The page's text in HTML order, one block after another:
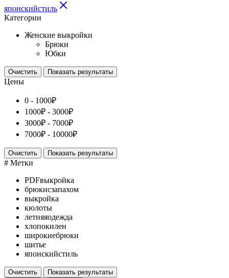
японскийстиль
Категории
Женские выкройки
Брюки
Юбки
Очистить Показать результаты
Цены
0 - 1000₽
1000₽ - 3000₽
3000₽ - 7000₽
7000₽ - 10000₽
Очистить Показать результаты
# Метки
PDFвыкройка
брюкисзапахом
выкройка
кюлоты
летняяодежда
хлопокилен
широкиебрюки
шитье
японскийстиль
Очистить
Показать результаты